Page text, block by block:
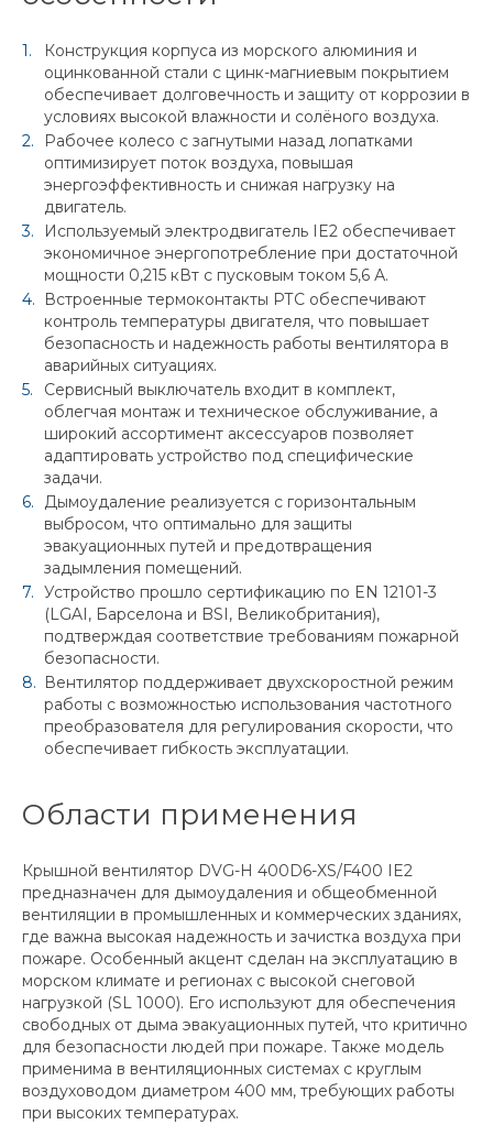
Конструкция корпуса из морского алюминия и
оцинкованной стали с цинк-магниевым покрытием
обеспечивает долговечность и защиту от коррозии в
условиях высокой влажности и солёного воздуха.
Рабочее колесо с загнутыми назад лопатками
оптимизирует поток воздуха, повышая
энергоэффективность и снижая нагрузку на
двигатель.
Используемый электродвигатель IE2 обеспечивает
экономичное энергопотребление при достаточной
мощности 0,215 кВт с пусковым током 5,6 А.
Встроенные термоконтакты РТС обеспечивают
контроль температуры двигателя, что повышает
безопасность и надежность работы вентилятора в
аварийных ситуациях.
Сервисный выключатель входит в комплект,
облегчая монтаж и техническое обслуживание, а
широкий ассортимент аксессуаров позволяет
адаптировать устройство под специфические
задачи.
Дымоудаление реализуется с горизонтальным
выбросом, что оптимально для защиты
эвакуационных путей и предотвращения
задымления помещений.
Устройство прошло сертификацию по EN 12101-3
(LGAI, Барселона и BSI, Великобритания),
подтверждая соответствие требованиям пожарной
безопасности.
Вентилятор поддерживает двухскоростной режим
работы с возможностью использования частотного
преобразователя для регулирования скорости, что
обеспечивает гибкость эксплуатации.
Области применения
Крышной вентилятор DVG-H 400D6-XS/F400 IE2
предназначен для дымоудаления и общеобменной
вентиляции в промышленных и коммерческих зданиях,
где важна высокая надежность и зачистка воздуха при
пожаре. Особенный акцент сделан на эксплуатацию в
морском климате и регионах с высокой снеговой
нагрузкой (SL 1000). Его используют для обеспечения
свободных от дыма эвакуационных путей, что критично
для безопасности людей при пожаре. Также модель
применима в вентиляционных системах с круглым
воздуховодом диаметром 400 мм, требующих работы
при высоких температурах.